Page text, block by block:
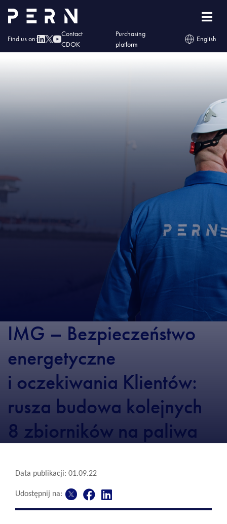
Find us on:
Contact
CDOK
Purchasing
platform
English
Home »IMG – Bezpieczeństwo energetyczne i oczekiwania Klientów: rusza
IMG – Bezpieczeństwo
energetyczne
i oczekiwania Klientów:
rusza budowa kolejnych
8 zbiorników na paliwa
Data publikacji: 01.09.22
Udostępnij na: